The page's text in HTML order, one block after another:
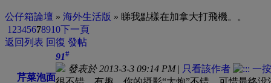
公仔箱論壇 » 海外生活版 » 睇我點樣在加拿大打飛機。。
1 2345678910下一頁
返回列表 回復 發帖
芹菜泡面
91#
發表於 2013-3-3 09:14 PM| 只看該作者